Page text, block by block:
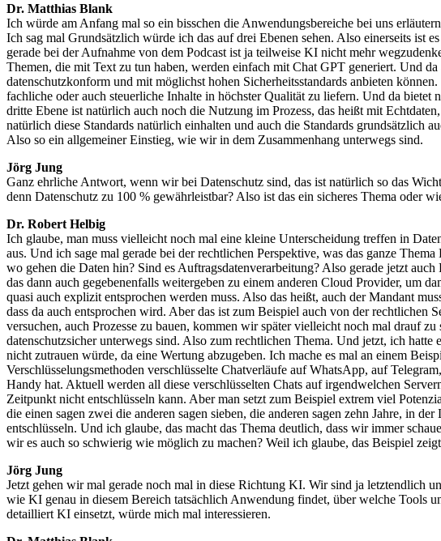
Dr. Matthias Blank
Ich würde am Anfang mal so ein bisschen die Anwendungsbereiche bei uns
Ich sag mal Grundsätzlich würde ich das auf drei Ebenen sehen. Also einerseits
gerade bei der Aufnahme von dem Podcast ist ja teilweise KI nicht mehr
Themen, die mit Text zu tun haben, werden einfach mit Chat GPT generiert. Und
datenschutzkonform und mit möglichst hohen Sicherheitsstandards anbieten
fachliche oder auch steuerliche Inhalte in höchster Qualität zu liefern. Und da
dritte Ebene ist natürlich auch noch die Nutzung im Prozess, das heißt mit
natürlich diese Standards natürlich einhalten und auch die Standards grundsätzlich
Also so ein allgemeiner Einstieg, wie wir in dem Zusammenhang unterwegs sind.
Jörg Jung
Ganz ehrliche Antwort, wenn wir bei Datenschutz sind, das ist natürlich so das
denn Datenschutz zu 100 % gewährleistbar? Also ist das ein sicheres Thema oder
Dr. Robert Helbig
Ich glaube, man muss vielleicht noch mal eine kleine Unterscheidung treffen in
aus. Und ich sage mal gerade bei der rechtlichen Perspektive, was das ganze
wo gehen die Daten hin? Sind es Auftragsdatenverarbeitung? Also gerade jetzt
das dann auch gegebenenfalls weitergeben zu einem anderen Cloud Provider, um
quasi auch explizit entsprochen werden muss. Also das heißt, auch der Mandant
dass da auch entsprochen wird. Aber das ist zum Beispiel auch von der
versuchen, auch Prozesse zu bauen, kommen wir später vielleicht noch mal drauf
datenschutzsicher unterwegs sind. Also zum rechtlichen Thema. Und jetzt, ich
nicht zutrauen würde, da eine Wertung abzugeben. Ich mache es mal an einem
Verschlüsselungsmethoden verschlüsselte Chatverläufe auf WhatsApp, auf
Handy hat. Aktuell werden all diese verschlüsselten Chats auf irgendwelchen
Zeitpunkt nicht entschlüsseln kann. Aber man setzt zum Beispiel extrem viel
die einen sagen zwei die anderen sagen sieben, die anderen sagen zehn Jahre, in
entschlüsseln. Und ich glaube, das macht das Thema deutlich, dass wir immer
wir es auch so schwierig wie möglich zu machen? Weil ich glaube, das Beispiel
Jörg Jung
Jetzt gehen wir mal gerade noch mal in diese Richtung KI. Wir sind ja letztendlich
wie KI genau in diesem Bereich tatsächlich Anwendung findet, über welche
detailliert KI einsetzt, würde mich mal interessieren.